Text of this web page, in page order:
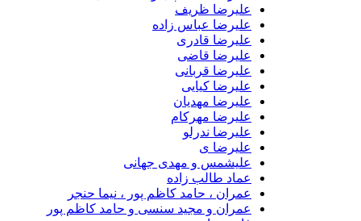
علیرضا ظریف
علیرضا عباس زاده
علیرضا قادری
علیرضا قاضی
علیرضا قربانی
علیرضا کیایی
علیرضا مهدیان
علیرضا مهرکام
علیرضا ندرلو
علیرضا ی
علیشمس و مهدی جهانی
عماد طالب زاده
عمران ، حامد کاظم پور ، نیما حنجر
عمران و مجید سنسی و حامد کاظم پور